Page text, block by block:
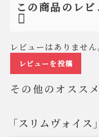
この商品のレビ
レビューはありません
レビューを投稿
その他のオスス
「スリムヴォイ